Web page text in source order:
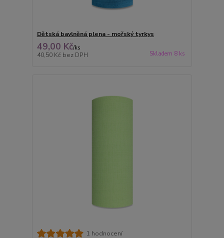
Dětská bavlněná plena - mořský tyrkys
49,00 Kč/ks
40,50 Kč bez DPH Skladem 8 ks
1 hodnocení